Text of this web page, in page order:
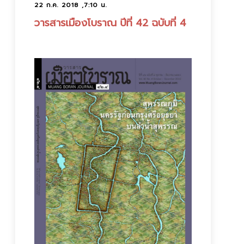
22 ก.ค. 2018 ,7:10 น.
วารสารเมืองโบราณ ปีที่ 42 ฉบับที่ 4